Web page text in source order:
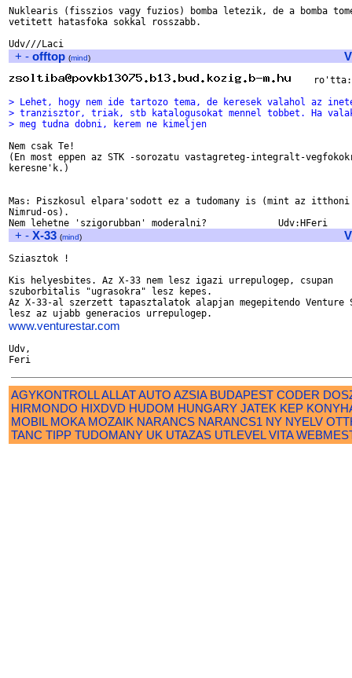
Nuklearis (fisszios vagy fuzios) bomba letezik, de a bomba
vetitett hatasfoka sokkal rosszabb.
+ - offtop (mind)
    ro'tta:
> Lehet, hogy nem ide tartozo tema, de keresek valahol az
> tranzisztor, triak, stb katalogusokat mennel tobbet. Ha
> meg tudna dobni, kerem ne kimeljen
Nem csak Te!
(En most eppen az STK -sorozatu vastagreteg-integralt-
keresne'k.)
Mas: Piszkosul elpara'sodott ez a tudomany is (mint az itthoni
Nimrud-os).
+ - X-33 (mind)
Sziasztok !
Kis helyesbites. Az X-33 nem lesz igazi urrepulogep, csupan
szuborbitalis "ugrasokra" lesz kepes.
Az X-33-al szerzett tapasztalatok alapjan megepitendo Venture
www.venturestar.com
Udv,
AGYKONTROLLALLATAUTO AZSIA BUDAPEST CODER
HIRMONDO HIXDVD HUDOM HUNGARY JATEK KEP
MOBIL MOKA MOZAIK NARANCS NARANCS1 NY NYELV
TANC TIPP TUDOMANY UK UTAZAS UTLEVEL VITA